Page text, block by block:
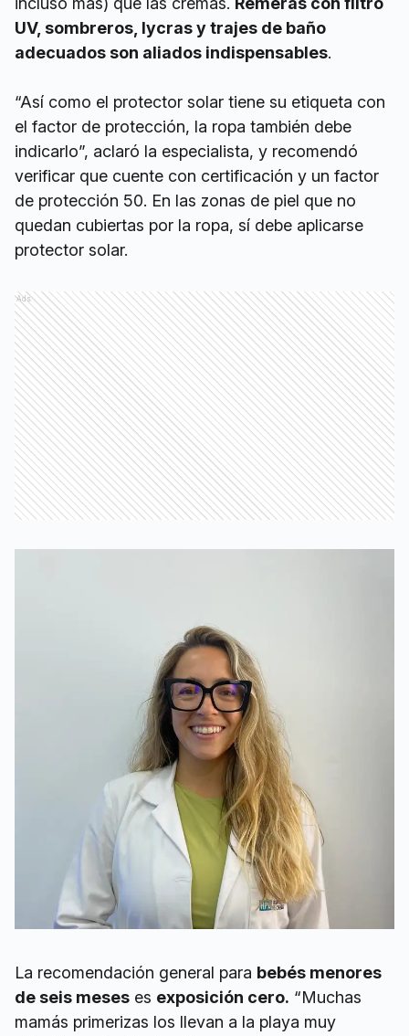
UV, sombreros, lycras y trajes de baño
adecuados son aliados indispensables.
“Así como el protector solar tiene su etiqueta con
el factor de protección, la ropa también debe
indicarlo”, aclaró la especialista, y recomendó
verificar que cuente con certificación y un factor
de protección 50. En las zonas de piel que no
quedan cubiertas por la ropa, sí debe aplicarse
protector solar.
Ads
La recomendación general para bebés menores
de seis meses es exposición cero. “Muchas
mamás primerizas los llevan a la playa muy